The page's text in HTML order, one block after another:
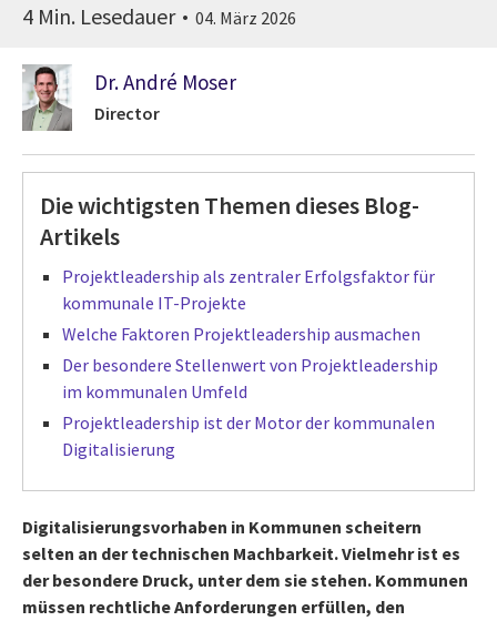
4 Min. Lesedauer 04. März 2026
Dr. André Moser
Director
Die wichtigsten Themen dieses Blog-
Artikels
Projektleadership als zentraler Erfolgsfaktor für
kommunale IT-Projekte
Welche Faktoren Projektleadership ausmachen
Der besondere Stellenwert von Projektleadership
im kommunalen Umfeld
Projektleadership ist der Motor der kommunalen
Digitalisierung
Digitalisierungsvorhaben in Kommunen scheitern
selten an der technischen Machbarkeit. Vielmehr ist es
der besondere Druck, unter dem sie stehen. Kommunen
müssen rechtliche Anforderungen erfüllen, den